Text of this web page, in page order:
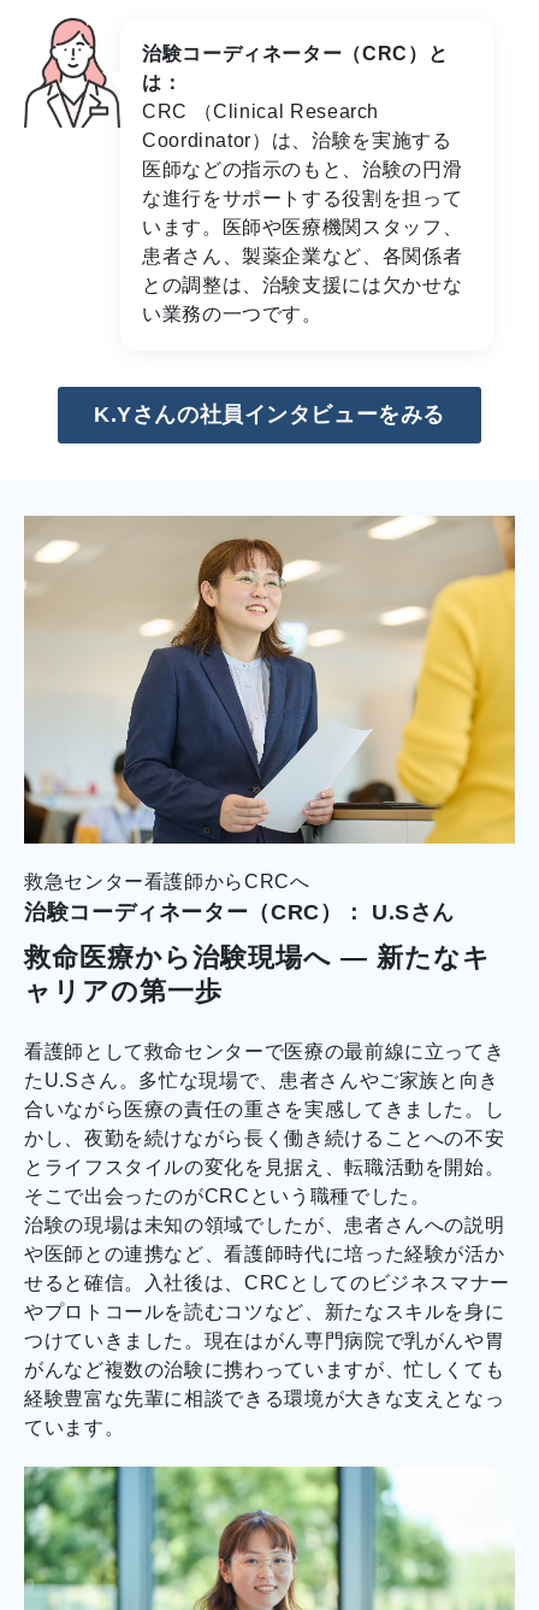
治験コーディネーター（CRC）と
は：
CRC （Clinical Research
Coordinator）は、治験を実施する
医師などの指示のもと、治験の円滑
な進行をサポートする役割を担って
います。医師や医療機関スタッフ、
患者さん、製薬企業など、各関係者
との調整は、治験支援には欠かせな
い業務の一つです。
K.Yさんの社員インタビューをみる
救急センター看護師からCRCへ
治験コーディネーター（CRC）： U.Sさん
救命医療から治験現場へ — 新たなキ
ャリアの第一歩
看護師として救命センターで医療の最前線に立ってき
たU.Sさん。多忙な現場で、患者さんやご家族と向き
合いながら医療の責任の重さを実感してきました。し
かし、夜勤を続けながら長く働き続けることへの不安
とライフスタイルの変化を見据え、転職活動を開始。
そこで出会ったのがCRCという職種でした。
治験の現場は未知の領域でしたが、患者さんへの説明
や医師との連携など、看護師時代に培った経験が活か
せると確信。入社後は、CRCとしてのビジネスマナー
やプロトコールを読むコツなど、新たなスキルを身に
つけていきました。現在はがん専門病院で乳がんや胃
がんなど複数の治験に携わっていますが、忙しくても
経験豊富な先輩に相談できる環境が大きな支えとなっ
ています。